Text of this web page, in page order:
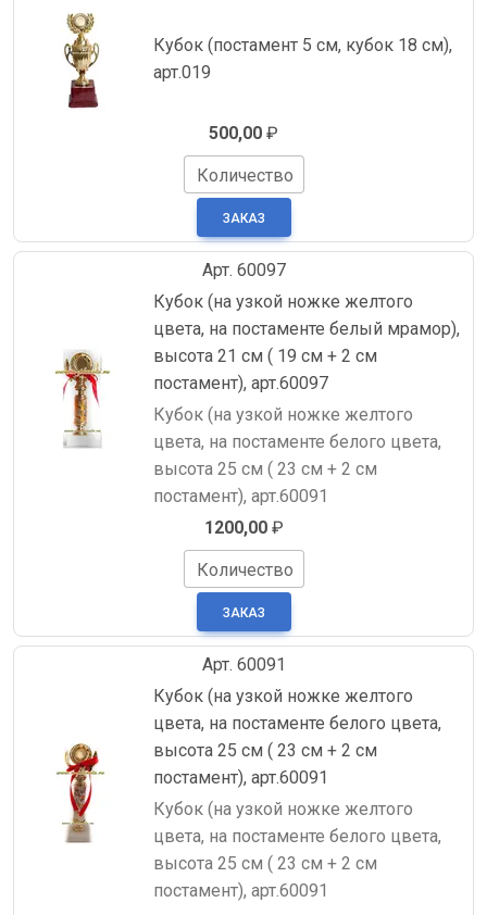
Кубок (постамент 5 см, кубок 18 см),
арт.019
500,00 ₽
Количество
Арт. 60097
Кубок (на узкой ножке желтого
цвета, на постаменте белый мрамор),
высота 21 см ( 19 см + 2 см
постамент), арт.60097
Кубок (на узкой ножке желтого
цвета, на постаменте белого цвета,
высота 25 см ( 23 см + 2 см
постамент), арт.60091
1200,00₽
Количество
Арт. 60091
Кубок (на узкой ножке желтого
цвета, на постаменте белого цвета,
высота 25 см ( 23 см + 2 см
постамент), арт.60091
Кубок (на узкой ножке желтого
цвета, на постаменте белого цвета,
высота 25 см ( 23 см + 2 см
постамент), арт.60091